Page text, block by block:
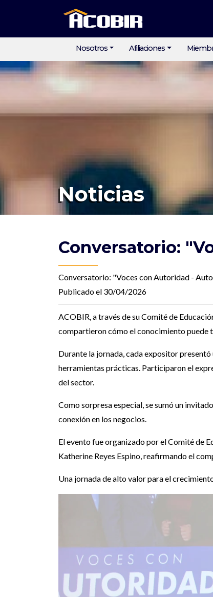
Nosotros Afiliaciones
Noticias
Conversatorio:
Conversatorio: "Voces con Autoridad -
Publicado el 30/04/2026
ACOBIR, a través de su Comité de
compartieron cómo el conocimiento
Durante la jornada, cada expositor
herramientas prácticas. Participaron el
del sector.
Como sorpresa especial, se sumó un
conexión en los negocios.
El evento fue organizado por el Comité de
Katherine Reyes Espino, reafirmando el
Una jornada de alto valor para el